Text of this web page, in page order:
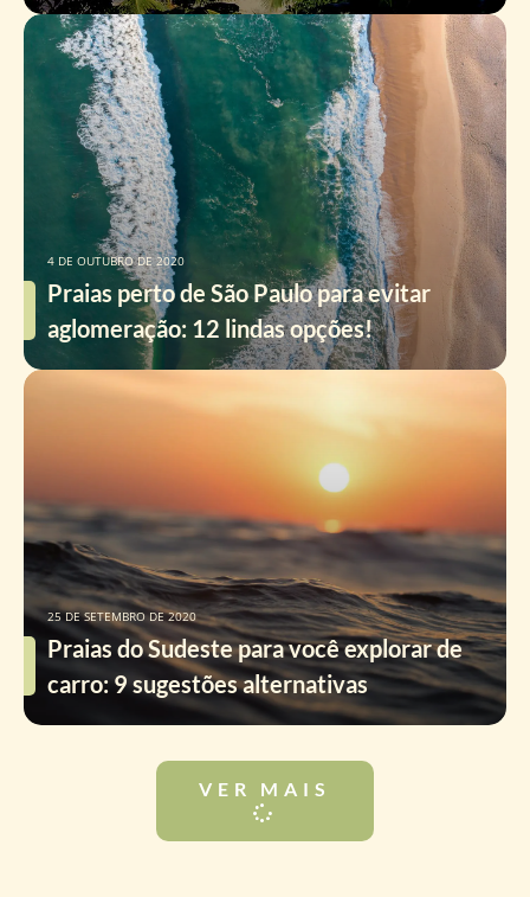
Praias perto de São Paulo para evitar
aglomeração: 12 lindas opções!
4 DE OUTUBRO DE 2020
Praias do Sudeste para você explorar de
carro: 9 sugestões alternativas
25 DE SETEMBRO DE 2020
VER MAIS